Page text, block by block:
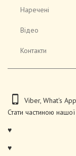
Наречені
Відео
Контакти
Viber,What's
Стати частиною
♥
♥